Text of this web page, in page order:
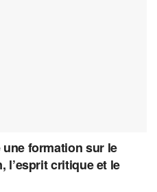
une formation sur le
l’esprit critique et le